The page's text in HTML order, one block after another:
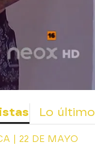
Lo último
| 22 DE MAYO